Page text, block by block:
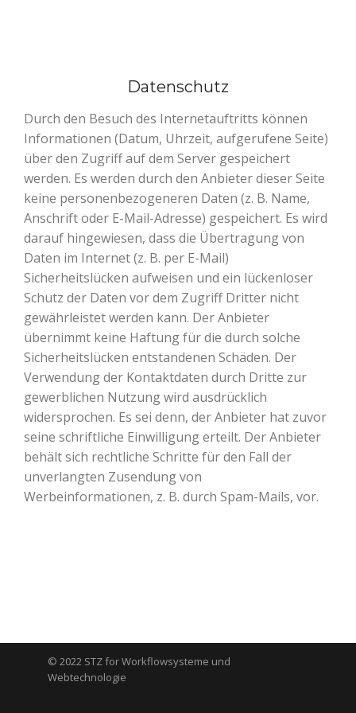
Datenschutz
Durch den Besuch des Internetauftritts können
Informationen (Datum, Uhrzeit, aufgerufene Seite)
über den Zugriff auf dem Server gespeichert
werden. Es werden durch den Anbieter dieser Seite
keine personenbezogeneren Daten (z. B. Name,
Anschrift oder E-Mail-Adresse) gespeichert. Es wird
darauf hingewiesen, dass die Übertragung von
Daten im Internet (z. B. per E-Mail)
Sicherheitslücken aufweisen und ein lückenloser
Schutz der Daten vor dem Zugriff Dritter nicht
gewährleistet werden kann. Der Anbieter
übernimmt keine Haftung für die durch solche
Sicherheitslücken entstandenen Schäden. Der
Verwendung der Kontaktdaten durch Dritte zur
gewerblichen Nutzung wird ausdrücklich
widersprochen. Es sei denn, der Anbieter hat zuvor
seine schriftliche Einwilligung erteilt. Der Anbieter
behält sich rechtliche Schritte für den Fall der
unverlangten Zusendung von
Werbeinformationen, z. B. durch Spam-Mails, vor.
© 2022 STZ for Workflowsysteme und
Webtechnologie